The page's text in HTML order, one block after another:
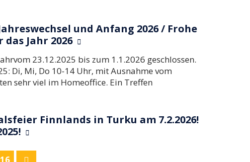
und Anfang 2026 / Frohe
Jahr 2026
23.12.2025 bis zum 1.1.2026 geschlossen.
Di, Mi, Do 10-14 Uhr, mit Ausnahme vom
sehr viel im Homeoffice. Ein Treffen
Finnlands in Turku am 7.2.2026!
16